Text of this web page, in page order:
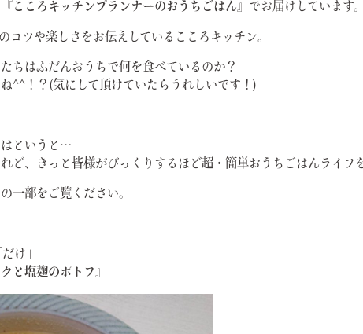
『こころキッチンプランナーのおうちごはん』 でお届けしています。
コツや楽しさをお伝えしているこころキッチン。
ちはふだんおうちで何を食べているのか？
^^！？(気にして頂けていたらうれしいです！)
はというと…
ど、きっと皆様がびっくりするほど超・簡単おうちごはんライフ
一部をご覧ください。
け」
と塩麹のポトフ』